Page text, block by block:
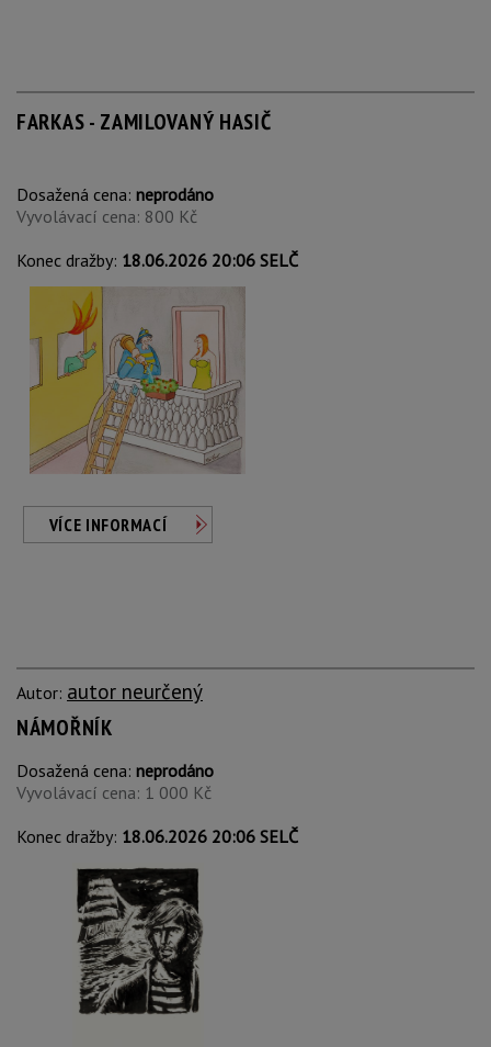
FARKAS - ZAMILOVANÝ HASIČ
Dosažená cena: neprodáno
Vyvolávací cena: 800 Kč
Konec dražby: 18.06.2026 20:06 SELČ
VÍCE INFORMACÍ
Autor: autor neurčený
NÁMOŘNÍK
Dosažená cena: neprodáno
Vyvolávací cena: 1 000 Kč
Konec dražby: 18.06.2026 20:06 SELČ